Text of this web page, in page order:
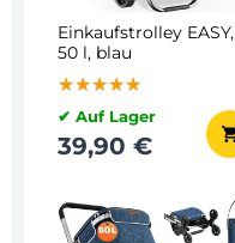
Einkaufstrolley EASY,
50 l, blau
★★★★★
★★★★★
★★★★★
✔ Auf Lager
39,90 €